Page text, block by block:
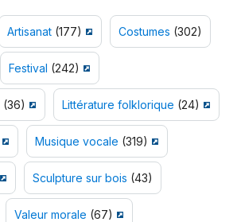
Artisanat (177) Costumes (302)
Festival (242)
(36) Littérature folklorique (24)
Musique vocale (319)
Sculpture sur bois (43)
Valeur morale (67)